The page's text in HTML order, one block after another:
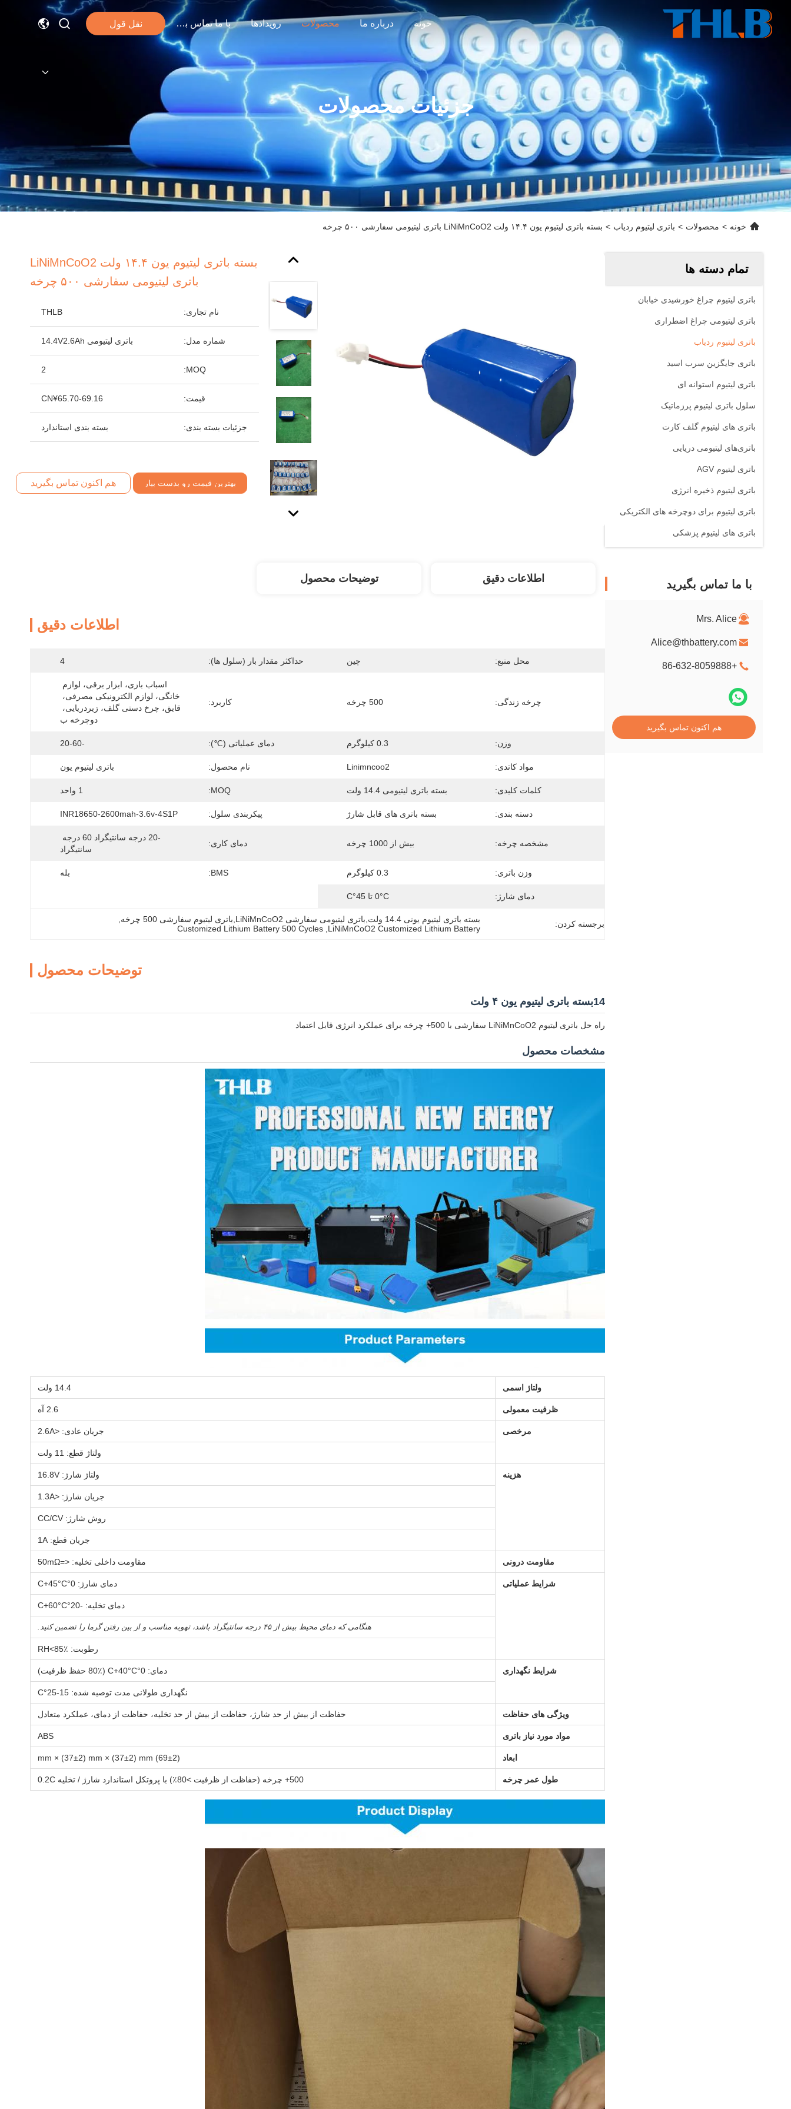
خونه درباره ما محصولات رویدادها با ما تماس بگیرید نقل قول
جزئیات محصولات
خونه > محصولات > باتری لیتیوم ردیاب > بسته باتری لیتیوم یون ۱۴.۴ ولت LiNiMnCoO2 باتری لیتیومی سفارشی ۵۰۰ چرخه
تمام دسته ها
باتری لیتیوم چراغ خورشیدی خیابان
باتری لیتیومی چراغ اضطراری
باتری لیتیوم ردیاب
باتری جایگزین سرب اسید
باتری لیتیوم استوانه ای
سلول باتری لیتیوم پرزماتیک
باتری های لیتیوم گلف کارت
باتری‌های لیتیومی دریایی
باتری لیتیوم AGV
باتری لیتیوم ذخیره انرژی
باتری لیتیوم برای دوچرخه های الکتریکی
باتری های لیتیوم پزشکی
با ما تماس بگیرید
Mrs. Alice
Alice@thbattery.com
+86-632-8059888
هم اکنون تماس بگیرید
بسته باتری لیتیوم یون ۱۴.۴ ولت LiNiMnCoO2
باتری لیتیومی سفارشی ۵۰۰ چرخه
نام تجاری: THLB
شماره مدل: باتری لیتیومی 14.4V2.6Ah
MOQ:
2
قیمت: CN¥65.70-69.16
جزئیات بسته بندی: بسته بندی استاندارد
بهترین قیمت رو بدست بیار هم اکنون تماس بگیرید
اطلاعات دقیق توضیحات محصول
اطلاعات دقیق
محل منبع: چین حداکثر مقدار بار (سلول ها): 4
چرخه زندگی: 500 چرخه کاربرد:
دوچرخه ب
وزن: 0.3 کیلوگرم دمای عملیاتی (℃): -20-60
مواد کاتدی: Linimncoo2 نام محصول: باتری لیتیوم یون
کلمات کلیدی: بسته باتری لیتیومی 14.4 ولت MOQ: 1 واحد
دسته بندی: بسته باتری های قابل شارژ پیکربندی سلول: INR18650-2600mah-3.6v-4S1P
مشخصه چرخه: بیش از 1000 چرخه دمای کاری:
سانتیگراد
وزن باتری: 0.3 کیلوگرم BMS: بله
دمای شارژ: 0°C تا 45°C
برجسته کردن: بسته باتری لیتیوم یونی 14.4 ولت,باتری لیتیومی سفارشی LiNiMnCoO2,باتری لیتیوم سفارشی 500 چرخه
LiNiMnCoO2 Customized Lithium Battery
,
Customized Lithium Battery 500 Cycles
توضیحات محصول
14بسته باتری لیتیوم یون ۴ ولت
راه حل باتری لیتیوم LiNiMnCoO2 سفارشی با 500+ چرخه برای عملکرد انرژی قابل اعتماد
مشخصات محصول
ولتاژ اسمی 14.4 ولت
ظرفیت معمولی 2.6 آه
مرخصی جریان عادی: <2.6A
ولتاژ قطع: 11 ولت
هزینه ولتاژ شارژ: 16.8V
جریان شارژ: <1.3A
روش شارژ: CC/CV
جریان قطع: 1A
مقاومت درونی مقاومت داخلی تخلیه: <=50mΩ
شرایط عملیاتی دمای شارژ: 0°C+45°C
دمای تخلیه: -20°C+60°C
هنگامی که دمای محیط بیش از ۴۵ درجه سانتیگراد باشد، تهویه مناسب و از بین رفتن گرما را تضمین کنید.
رطوبت: RH<85٪
شرایط نگهداری دمای: 0°C+40°C (80٪ حفظ ظرفیت)
نگهداری طولانی مدت توصیه شده: 15-25°C
ویژگی های حفاظت حفاظت از بیش از حد شارژ، حفاظت از بیش از حد تخلیه، حفاظت از دمای، عملکرد متعادل
مواد مورد نیاز باتری ABS
ابعاد (69±2) mm × (37±2) mm × (37±2) mm
طول عمر چرخه 500+ چرخه (حفاظت از ظرفیت >80٪) با پروتکل استاندارد شارژ / تخلیه 0.2C